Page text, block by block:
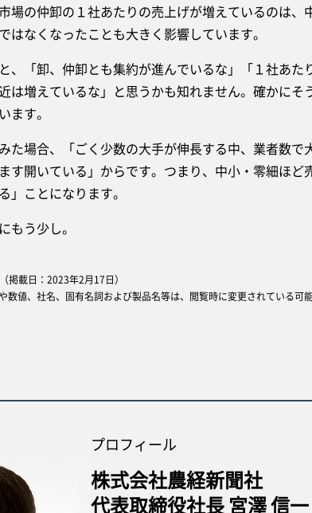
場の仲卸の１社あたりの売上げが増えているのは
はなくなったことも大きく影響しています。
、「卸、仲卸とも集約が進んでいるな」「１社あた
は増えているな」と思うかも知れません。確かに
ます。
た場合、「ごく少数の大手が伸長する中、業者数で
す開いている」からです。つまり、中小・零細ほ
」ことになります。
もう少し。
載日：2023年2月17日）
値、社名、固有名詞および製品名等は、閲覧時に変更されている可
プロフィール
株式会社農経新聞社
代表取締役社長 宮澤 信